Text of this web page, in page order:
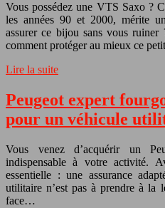
Vous possédez une VTS Saxo ?
les années 90 et 2000, mérite
assurer ce bijou sans vous
comment protéger au mieux ce
Lire la suite
Peugeot expert
pour un véhicule
Vous venez d’acquérir un
indispensable à votre activité.
essentielle : une assurance
utilitaire n’est pas à prendre à la
face…